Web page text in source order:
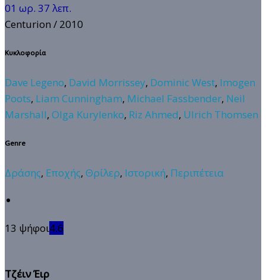
01 ωρ. 37 λεπ.
Centurion / 2010
Κυκλοφορία
Dave Legeno, David Morrissey, Dominic West, Imogen
Poots, Liam Cunningham, Michael Fassbender, Neil
Marshall, Olga Kurylenko, Riz Ahmed, Ulrich Thomsen
Genre
Δράσης, Εποχής, Θρίλερ, Ιστορική, Περιπέτεια
13 ψήφοι4.6
Τζέιν Έιρ